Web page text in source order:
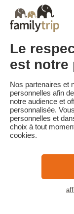
Court séjour de dernière
Court séjour Insolite
Destinations
Vacances au Ski en France
Familytrip
Qui sommes-nous?
La Presse parle de nous
Paiement sécurisé
Le
est notre
Nos partenaires et
personnelles afin
notre audience et
personnalisée.
personnelles et
choix à tout
cookies.